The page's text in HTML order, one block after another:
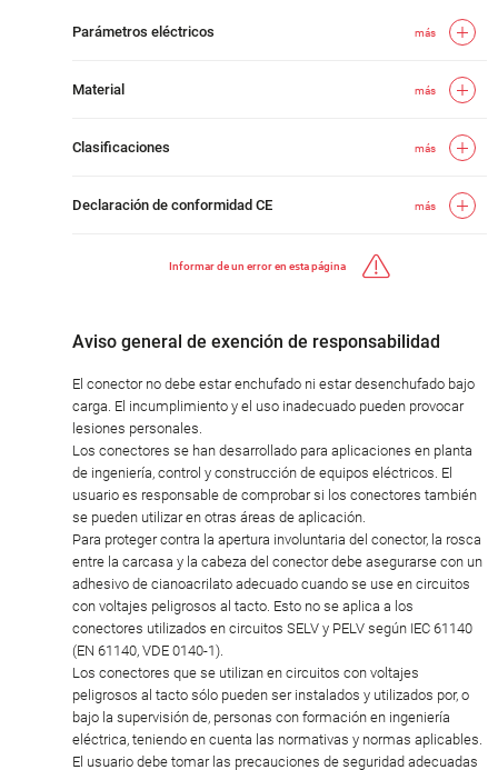
Parámetros eléctricos más
Material más
Clasificaciones más
Declaración de conformidad CE más
Informar de un error en esta página
Aviso general de exención de responsabilidad
El conector no debe estar enchufado ni estar desenchufado bajo
carga. El incumplimiento y el uso inadecuado pueden provocar
lesiones personales.
Los conectores se han desarrollado para aplicaciones en planta
de ingeniería, control y construcción de equipos eléctricos. El
usuario es responsable de comprobar si los conectores también
se pueden utilizar en otras áreas de aplicación.
Para proteger contra la apertura involuntaria del conector, la rosca
entre la carcasa y la cabeza del conector debe asegurarse con un
adhesivo de cianoacrilato adecuado cuando se use en circuitos
con voltajes peligrosos al tacto. Esto no se aplica a los
conectores utilizados en circuitos SELV y PELV según IEC 61140
(EN 61140, VDE 0140-1).
Los conectores que se utilizan en circuitos con voltajes
peligrosos al tacto sólo pueden ser instalados y utilizados por, o
bajo la supervisión de, personas con formación en ingeniería
eléctrica, teniendo en cuenta las normativas y normas aplicables.
El usuario debe tomar las precauciones de seguridad adecuadas